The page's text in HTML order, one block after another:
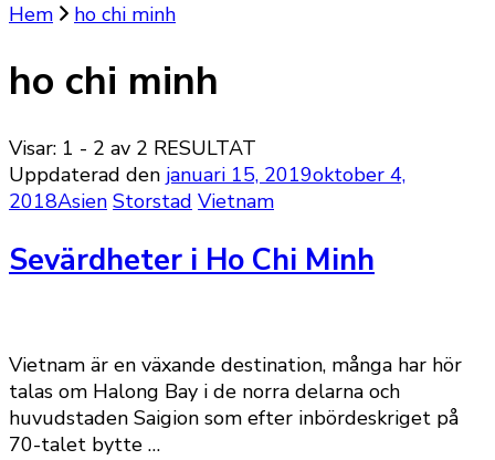
Hem
ho chi minh
ho chi minh
Visar: 1 - 2 av 2 RESULTAT
Uppdaterad den januari 15, 2019oktober 4,
2018Asien Storstad Vietnam
Sevärdheter i Ho Chi Minh
Vietnam är en växande destination, många har hör
talas om Halong Bay i de norra delarna och
huvudstaden Saigion som efter inbördeskriget på
70-talet bytte …